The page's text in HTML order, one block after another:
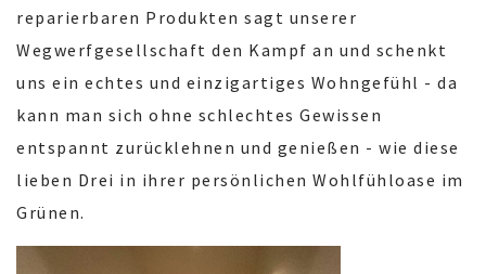
reparierbaren Produkten sagt unserer
Wegwerfgesellschaft den Kampf an und schenkt
uns ein echtes und einzigartiges Wohngefühl - da
kann man sich ohne schlechtes Gewissen
entspannt zurücklehnen und genießen - wie diese
lieben Drei in ihrer persönlichen Wohlfühloase im
Grünen.